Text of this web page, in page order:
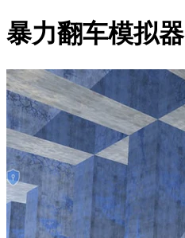
暴力翻车模拟器